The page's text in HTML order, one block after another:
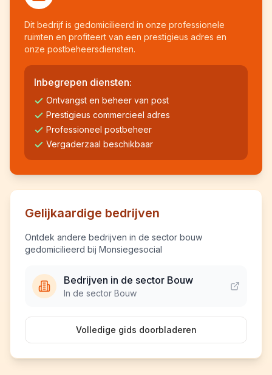
Dit bedrijf is gedomicilieerd in onze professionele
ruimten en profiteert van een prestigieus adres en
onze postbeheersdiensten.
Inbegrepen diensten:
Ontvangst en beheer van post
Prestigieus commercieel adres
Professioneel postbeheer
Vergaderzaal beschikbaar
Gelijkaardige bedrijven
Ontdek andere bedrijven in de sector bouw
gedomicilieerd bij Monsiegesocial
Bedrijven in de sector Bouw
In de sector Bouw
Volledige gids doorbladeren